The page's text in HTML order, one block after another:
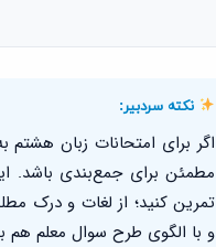
نکته سردبیر:
اگر برای امتحانات زبان
مطمئن برای جمع‌بندی باشد.
تمرین کنید؛ از لغات و درک
و با الگوی طرح سوال معلم هم